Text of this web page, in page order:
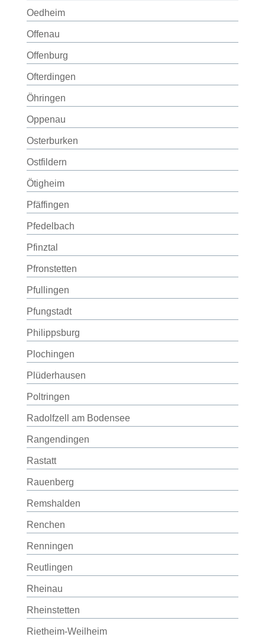
Oedheim
Offenau
Offenburg
Ofterdingen
Öhringen
Oppenau
Osterburken
Ostfildern
Ötigheim
Pfäffingen
Pfedelbach
Pfinztal
Pfronstetten
Pfullingen
Pfungstadt
Philippsburg
Plochingen
Plüderhausen
Poltringen
Radolfzell am Bodensee
Rangendingen
Rastatt
Rauenberg
Remshalden
Renchen
Renningen
Reutlingen
Rheinau
Rheinstetten
Rietheim-Weilheim